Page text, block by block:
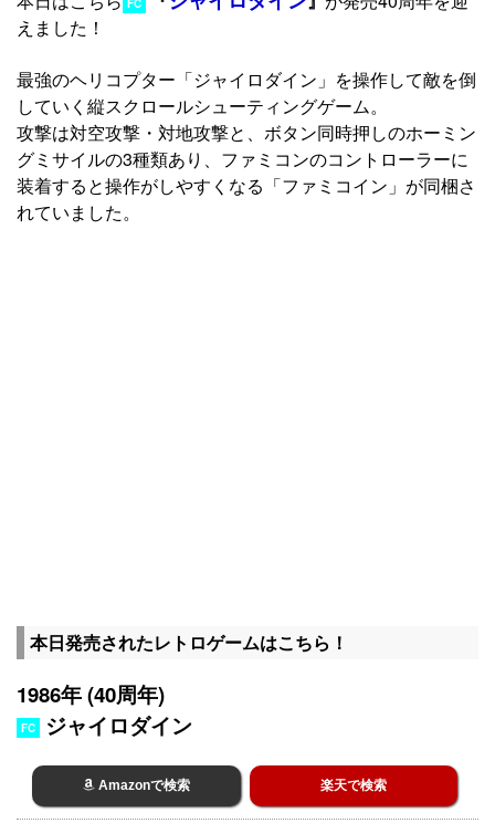
FC
えました！
最強のヘリコプター「ジャイロダイン」を操作して敵を倒
していく縦スクロールシューティングゲーム。
攻撃は対空攻撃・対地攻撃と、ボタン同時押しのホーミン
グミサイルの3種類あり、ファミコンのコントローラーに
装着すると操作がしやすくなる「ファミコイン」が同梱さ
れていました。
本日発売されたレトロゲームはこちら！
1986年 (40周年)
FC ジャイロダイン
Amazonで検索 楽天で検索